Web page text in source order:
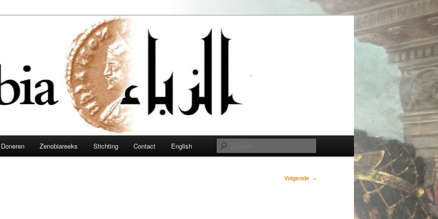
Doneren Zenobiareeks Stichting Contact English
Volgende →